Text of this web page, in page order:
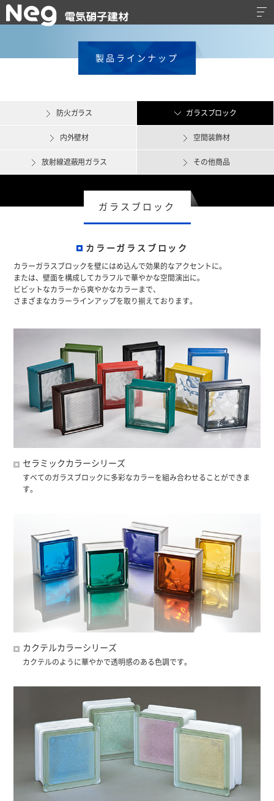
製品ラインナップ
防火ガラス ガラスブロック
内外壁材 空間装飾材
放射線遮蔽用ガラス その他商品
ガラスブロック
カラーガラスブロック
カラーガラスブロックを壁にはめ込んで効果的なアクセントに。
または、壁面を構成してカラフルで華やかな空間演出に。
ビビットなカラーから爽やかなカラーまで、
さまざまなカラーラインアップを取り揃えております。
セラミックカラーシリーズ
すべてのガラスブロックに多彩なカラーを組み合わせることができま
す。
カクテルカラーシリーズ
カクテルのように華やかで透明感のある色調です。